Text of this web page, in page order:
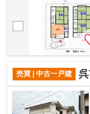
売買 | 中古一戸建